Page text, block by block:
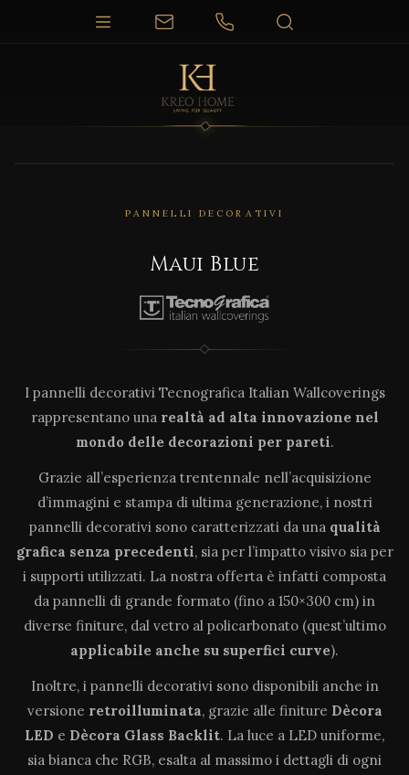
PANNELLI DECORATIVI
Maui Blue
I pannelli decorativi Tecnografica Italian Wallcoverings
rappresentano una realtà ad alta innovazione nel
mondo delle decorazioni per pareti.
Grazie all’esperienza trentennale nell’acquisizione
d’immagini e stampa di ultima generazione, i nostri
pannelli decorativi sono caratterizzati da una qualità
grafica senza precedenti, sia per l’impatto visivo sia per
i supporti utilizzati. La nostra offerta è infatti composta
da pannelli di grande formato (fino a 150×300 cm) in
diverse finiture, dal vetro al policarbonato (quest’ultimo
applicabile anche su superfici curve).
Inoltre, i pannelli decorativi sono disponibili anche in
versione retroilluminata, grazie alle finiture Dècora
LED e Dècora Glass Backlit. La luce a LED uniforme,
sia bianca che RGB, esalta al massimo i dettagli di ogni